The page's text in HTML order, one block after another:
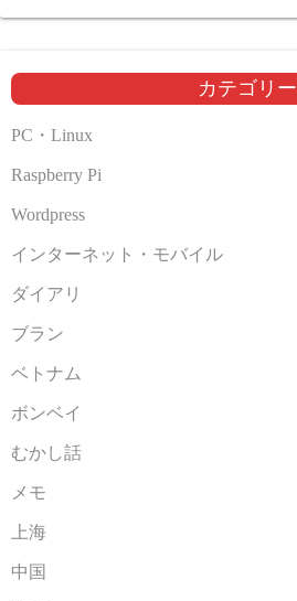
カ
ブ
カテゴリー
PC・Linux
Raspberry Pi
Wordpress
インターネット・モバイル
ダイアリ
ブラン
ベトナム
ボンベイ
むかし話
メモ
上海
中国